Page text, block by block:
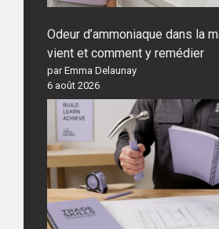
Odeur d’ammoniaque dans la
vient et comment y remédier
par Emma Delaunay
6 août 2026